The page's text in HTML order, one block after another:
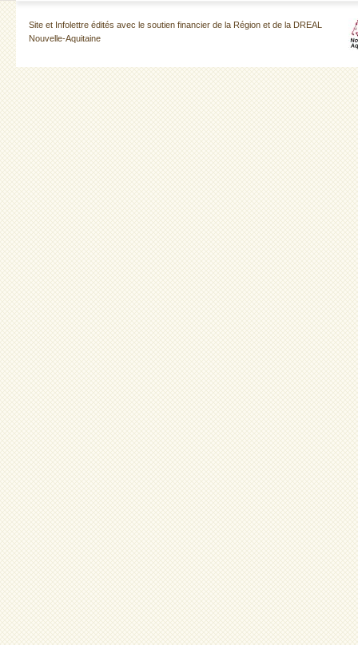
Site et Infolettre édités avec le soutien financier de la Région et de la DREAL
Nouvelle-Aquitaine